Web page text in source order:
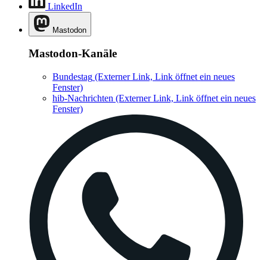
LinkedIn
Mastodon
Mastodon-Kanäle
Bundestag (Externer Link, Link öffnet ein neues
Fenster)
hib-Nachrichten (Externer Link, Link öffnet ein neues
Fenster)